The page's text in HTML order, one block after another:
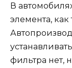
В
элемента,
фильтра нет,